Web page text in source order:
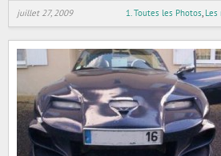
juillet 27, 2009 1. Toutes les Photos, Les